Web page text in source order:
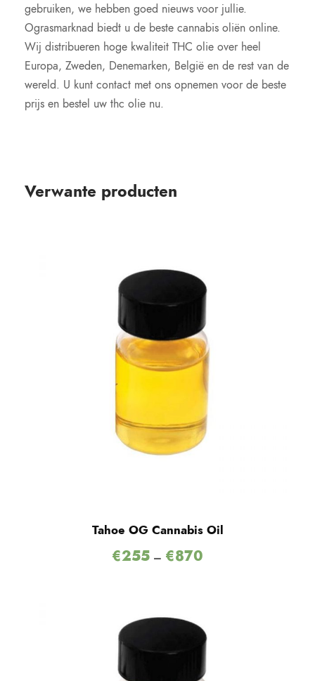
gebruiken, we hebben goed nieuws voor jullie.
Ograsmarknad biedt u de beste cannabis oliën online.
Wij distribueren hoge kwaliteit THC olie over heel
Europa, Zweden, Denemarken, België en de rest van de
wereld. U kunt contact met ons opnemen voor de beste
prijs en bestel uw thc olie nu.
Verwante producten
Tahoe OG Cannabis Oil
€255 – €870